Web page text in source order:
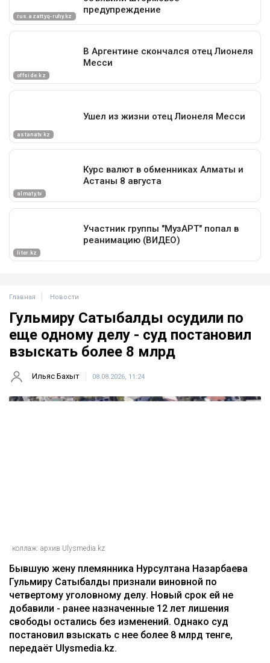
Главная Новости
Гульмиру Сатыбалды осудили по
еще одному делу - суд постановил
взыскать более 8 млрд
Ильяс Бахыт 08.08.2026, 11:24
коллаж: архив Ulysmedia.kz
Бывшую жену племянника Нурсултана Назарбаева
Гульмиру Сатыбалды признали виновной по
четвертому уголовному делу. Новый срок ей не
добавили - ранее назначенные 12 лет лишения
свободы остались без изменений. Однако суд
постановил взыскать с нее более 8 млрд тенге,
передаёт Ulysmedia.kz.